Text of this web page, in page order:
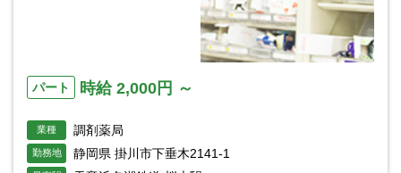
パート 時給 2,000円 ～
業種 調剤薬局
勤務地 静岡県 掛川市下垂木2141-1